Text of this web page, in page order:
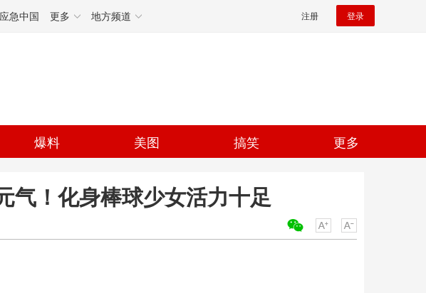
应急中国 更多 地方频道 注册 登录
爆料 美图 搞笑 更多
气！化身棒球少女活力十足